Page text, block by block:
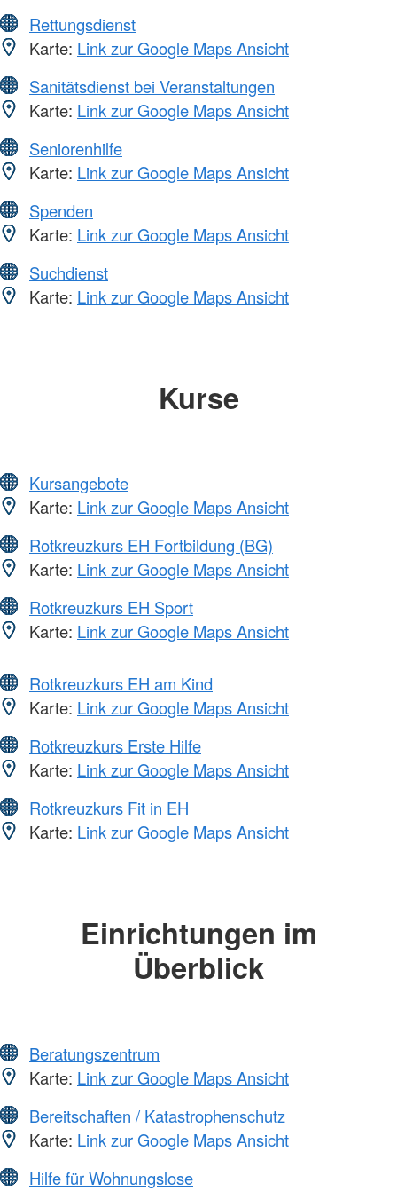
Rettungsdienst
Karte: Link zur Google Maps Ansicht
Sanitätsdienst bei Veranstaltungen
Karte: Link zur Google Maps Ansicht
Seniorenhilfe
Karte: Link zur Google Maps Ansicht
Spenden
Karte: Link zur Google Maps Ansicht
Suchdienst
Karte: Link zur Google Maps Ansicht
Kurse
Kursangebote
Karte: Link zur Google Maps Ansicht
Rotkreuzkurs EH Fortbildung (BG)
Karte: Link zur Google Maps Ansicht
Rotkreuzkurs EH Sport
Karte: Link zur Google Maps Ansicht
Rotkreuzkurs EH am Kind
Karte: Link zur Google Maps Ansicht
Rotkreuzkurs Erste Hilfe
Karte: Link zur Google Maps Ansicht
Rotkreuzkurs Fit in EH
Karte: Link zur Google Maps Ansicht
Einrichtungen im
Überblick
Beratungszentrum
Karte: Link zur Google Maps Ansicht
Bereitschaften / Katastrophenschutz
Karte: Link zur Google Maps Ansicht
Hilfe für Wohnungslose